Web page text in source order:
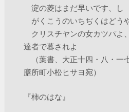
淀の菱はまだ早いです、し
がくこうのいちぢくはどう
クリスチヤンの女カツパよ
達者で暮されよ
（葉書、大正十四・八・一
膳所町小松ヒサヨ宛）
『柿のはな』